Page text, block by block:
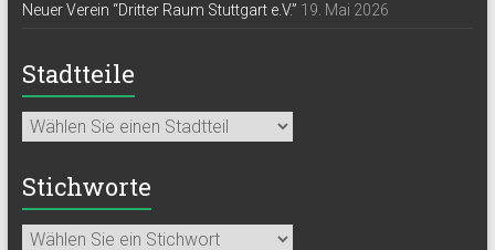
Neuer Verein “Dritter Raum Stuttgart e.V.” 19. Mai 2026
Stadtteile
Stichworte